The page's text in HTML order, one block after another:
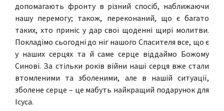
допомагають фронту в різний спосіб, наближаючи
нашу перемогу; також, переконаний, що є багато
таких, хто приніс у дар свої щоденні щирі молитви.
Покладімо сьогодні до ніг нашого Спасителя все, що є
у наших серцях та й саме серце віддаймо Божому
Синові. За стільки років війни наші серця вже стали
втомленими та зболеними, але в нашій ситуації,
зболене серце – це мабуть найкращий подарунок для
Ісуса.